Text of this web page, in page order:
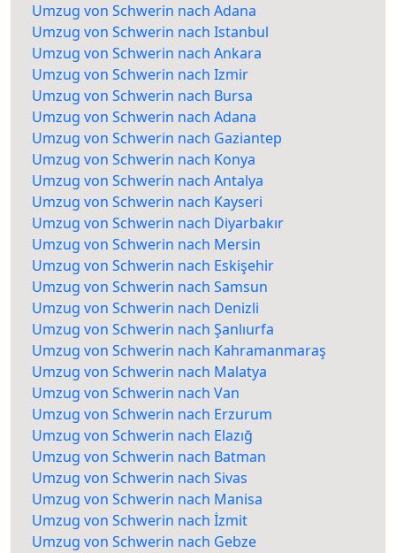
Umzug von Schwerin nach Adana
Umzug von Schwerin nach Istanbul
Umzug von Schwerin nach Ankara
Umzug von Schwerin nach Izmir
Umzug von Schwerin nach Bursa
Umzug von Schwerin nach Adana
Umzug von Schwerin nach Gaziantep
Umzug von Schwerin nach Konya
Umzug von Schwerin nach Antalya
Umzug von Schwerin nach Kayseri
Umzug von Schwerin nach Diyarbakır
Umzug von Schwerin nach Mersin
Umzug von Schwerin nach Eskişehir
Umzug von Schwerin nach Samsun
Umzug von Schwerin nach Denizli
Umzug von Schwerin nach Şanlıurfa
Umzug von Schwerin nach Kahramanmaraş
Umzug von Schwerin nach Malatya
Umzug von Schwerin nach Van
Umzug von Schwerin nach Erzurum
Umzug von Schwerin nach Elazığ
Umzug von Schwerin nach Batman
Umzug von Schwerin nach Sivas
Umzug von Schwerin nach Manisa
Umzug von Schwerin nach İzmit
Umzug von Schwerin nach Gebze